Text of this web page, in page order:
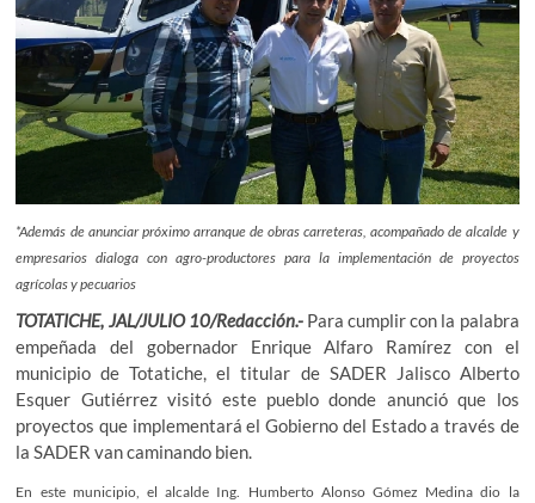
*Además de anunciar próximo arranque de obras carreteras, acompañado de alcalde y
empresarios dialoga con agro-productores para la implementación de proyectos
agrícolas y pecuarios
TOTATICHE, JAL/JULIO 10/Redacción.- Para cumplir con la palabra
empeñada del gobernador Enrique Alfaro Ramírez con el
municipio de Totatiche, el titular de SADER Jalisco Alberto
Esquer Gutiérrez visitó este pueblo donde anunció que los
proyectos que implementará el Gobierno del Estado a través de
la SADER van caminando bien.
En este municipio, el alcalde Ing. Humberto Alonso Gómez Medina dio la